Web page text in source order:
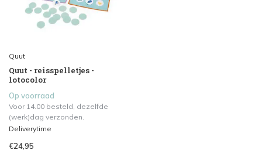
Quut
Quut - reisspelletjes -
lotocolor
Op voorraad
Voor 14.00 besteld, dezelfde
(werk)dag verzonden.
Deliverytime
€24,95